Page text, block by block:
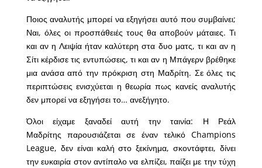
Ποιος αναλυτής μπορεί να εξηγήσει αυτό που συμβαίνει;
Ναι, όλες οι προσπάθειές τους θα αποβούν μάταιες. Τι
και αν η Λειψία ήταν καλύτερη στα δυο ματς, τι και αν η
Σίτι κέρδισε τις εντυπώσεις, τι και αν η Μπάγερν βρέθηκε
μια ανάσα από την πρόκριση στη Μαδρίτη. Σε όλες τις
περιπτώσεις ενισχύεται η θεωρία πως κανείς αναλυτής
δεν μπορεί να εξηγήσει το… ανεξήγητο.
Όλοι είχαμε ξαναδεί αυτή την ταινία: Η Ρεάλ
Μαδρίτης παρουσιάζεται σε έναν τελικό Champions
League, δεν είναι καλή στο ξεκίνημα, σκοντάφτει, δίνει
την ευκαιρία στον αντίπαλο να ελπίζει, παίζει με την τύχη